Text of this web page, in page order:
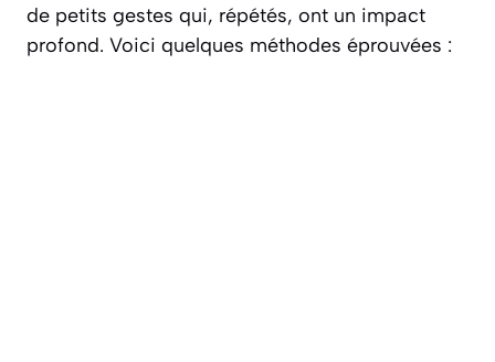
de petits gestes qui, répétés, ont un impact
profond. Voici quelques méthodes éprouvées :